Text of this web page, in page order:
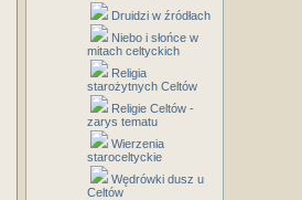
Druidzi w źródłach
Niebo i słońce w
mitach celtyckich
Religia
starożytnych Celtów
Religie Celtów -
zarys tematu
Wierzenia
staroceltyckie
Wędrówki dusz u
Celtów